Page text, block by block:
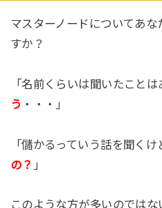
マスターノードについてあ
すか？
「名前くらいは聞いたことは
う ・・・」
「儲かるっていう話を聞くけ
の？ 」
このような方が多いのでは